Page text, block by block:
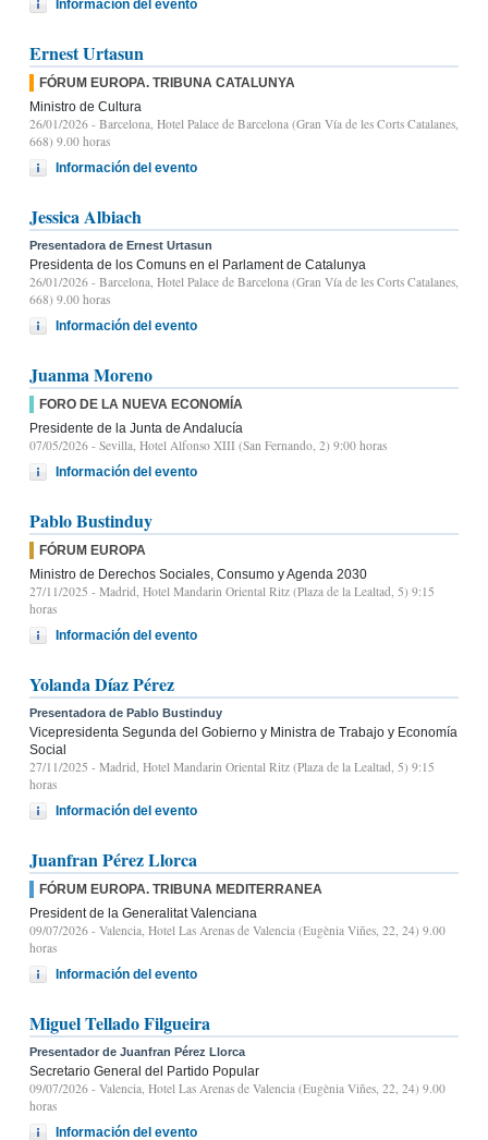
Información del evento
Ernest Urtasun
FÓRUM EUROPA. TRIBUNA CATALUNYA
Ministro de Cultura
26/01/2026 - Barcelona, Hotel Palace de Barcelona (Gran Vía de les Corts Catalanes,
668) 9.00 horas
Información del evento
Jessica Albiach
Presentadora de Ernest Urtasun
Presidenta de los Comuns en el Parlament de Catalunya
26/01/2026 - Barcelona, Hotel Palace de Barcelona (Gran Vía de les Corts Catalanes,
668) 9.00 horas
Información del evento
Juanma Moreno
FORO DE LA NUEVA ECONOMÍA
Presidente de la Junta de Andalucía
07/05/2026 - Sevilla, Hotel Alfonso XIII (San Fernando, 2) 9:00 horas
Información del evento
Pablo Bustinduy
FÓRUM EUROPA
Ministro de Derechos Sociales, Consumo y Agenda 2030
27/11/2025 - Madrid, Hotel Mandarin Oriental Ritz (Plaza de la Lealtad, 5) 9:15
horas
Información del evento
Yolanda Díaz Pérez
Presentadora de Pablo Bustinduy
Vicepresidenta Segunda del Gobierno y Ministra de Trabajo y Economía
Social
27/11/2025 - Madrid, Hotel Mandarin Oriental Ritz (Plaza de la Lealtad, 5) 9:15
horas
Información del evento
Juanfran Pérez Llorca
FÓRUM EUROPA. TRIBUNA MEDITERRANEA
President de la Generalitat Valenciana
09/07/2026 - Valencia, Hotel Las Arenas de Valencia (Eugènia Viñes, 22, 24) 9.00
horas
Información del evento
Miguel Tellado Filgueira
Presentador de Juanfran Pérez Llorca
Secretario General del Partido Popular
09/07/2026 - Valencia, Hotel Las Arenas de Valencia (Eugènia Viñes, 22, 24) 9.00
horas
Información del evento